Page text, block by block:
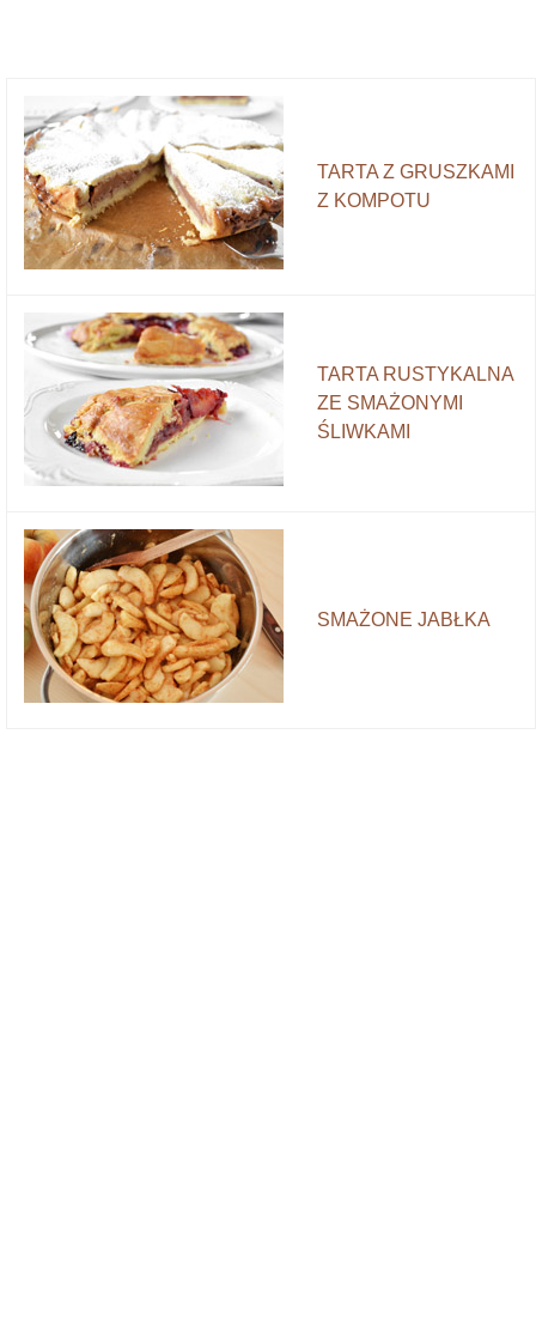
TARTA Z GRUSZKAMI
Z KOMPOTU
TARTA RUSTYKALNA
ZE SMAŻONYMI
ŚLIWKAMI
SMAŻONE JABŁKA